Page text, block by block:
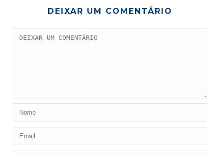
DEIXAR UM COMENTÁRIO